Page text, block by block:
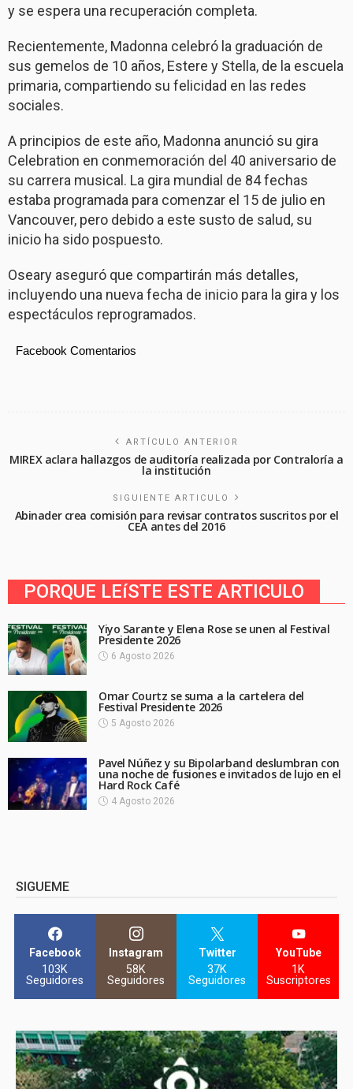
y se espera una recuperación completa.
Recientemente, Madonna celebró la graduación de
sus gemelos de 10 años, Estere y Stella, de la escuela
primaria, compartiendo su felicidad en las redes
sociales.
A principios de este año, Madonna anunció su gira
Celebration en conmemoración del 40 aniversario de
su carrera musical. La gira mundial de 84 fechas
estaba programada para comenzar el 15 de julio en
Vancouver, pero debido a este susto de salud, su
inicio ha sido pospuesto.
Oseary aseguró que compartirán más detalles,
incluyendo una nueva fecha de inicio para la gira y los
espectáculos reprogramados.
Facebook Comentarios
ARTÍCULO ANTERIOR
MIREX aclara hallazgos de auditoría realizada por Contraloría a
la institución
SIGUIENTE ARTICULO
Abinader crea comisión para revisar contratos suscritos por el
CEA antes del 2016
PORQUE LEíSTE ESTE ARTICULO
Yiyo Sarante y Elena Rose se unen al Festival
Presidente 2026
6 Agosto 2026
Omar Courtz se suma a la cartelera del
Festival Presidente 2026
5 Agosto 2026
Pavel Núñez y su Bipolarband deslumbran con
una noche de fusiones e invitados de lujo en el
Hard Rock Café
4 Agosto 2026
SIGUEME
Facebook
103K
Seguidores
Instagram
58K
Seguidores
Twitter
37K
Seguidores
YouTube
1K
Suscriptores